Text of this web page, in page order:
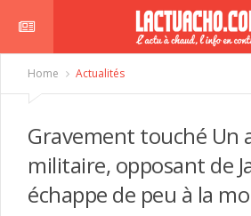
Home Actualités
Gravement touché Un
militaire, opposant de
échappe de peu à la